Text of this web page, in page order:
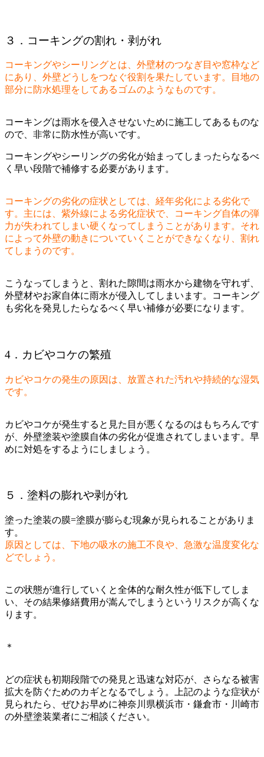
３．コーキングの割れ・剥がれ
コーキングやシーリングとは、外壁材のつなぎ目や窓枠など
にあり、外壁どうしをつなぐ役割を果たしています。目地の
部分に防水処理をしてあるゴムのようなものです。
コーキングは雨水を侵入させないために施工してあるものな
ので、非常に防水性が高いです。
コーキングやシーリングの劣化が始まってしまったらなるべ
く早い段階で補修する必要があります。
コーキングの劣化の症状としては、経年劣化による劣化で
す。主には、紫外線による劣化症状で、コーキング自体の弾
力が失われてしまい硬くなってしまうことがあります。それ
によって外壁の動きについていくことができなくなり、割れ
てしまうのです。
こうなってしまうと、割れた隙間は雨水から建物を守れず、
外壁材やお家自体に雨水が侵入してしまいます。コーキング
も劣化を発見したらなるべく早い補修が必要になります。
4．カビやコケの繁殖
カビやコケの発生の原因は、放置された汚れや持続的な湿気
です。
カビやコケが発生すると見た目が悪くなるのはもちろんです
が、外壁塗装や塗膜自体の劣化が促進されてしまいます。早
めに対処をするようにしましょう。
５．塗料の膨れや剥がれ
塗った塗装の膜=塗膜が膨らむ現象が見られることがありま
す。
原因としては、下地の吸水の施工不良や、急激な温度変化な
どでしょう。
この状態が進行していくと全体的な耐久性が低下してしま
い、その結果修繕費用が嵩んでしまうというリスクが高くな
ります。
＊
どの症状も初期段階での発見と迅速な対応が、さらなる被害
拡大を防ぐためのカギとなるでしょう。上記のような症状が
見られたら、ぜひお早めに神奈川県横浜市・鎌倉市・川崎市
の外壁塗装業者にご相談ください。